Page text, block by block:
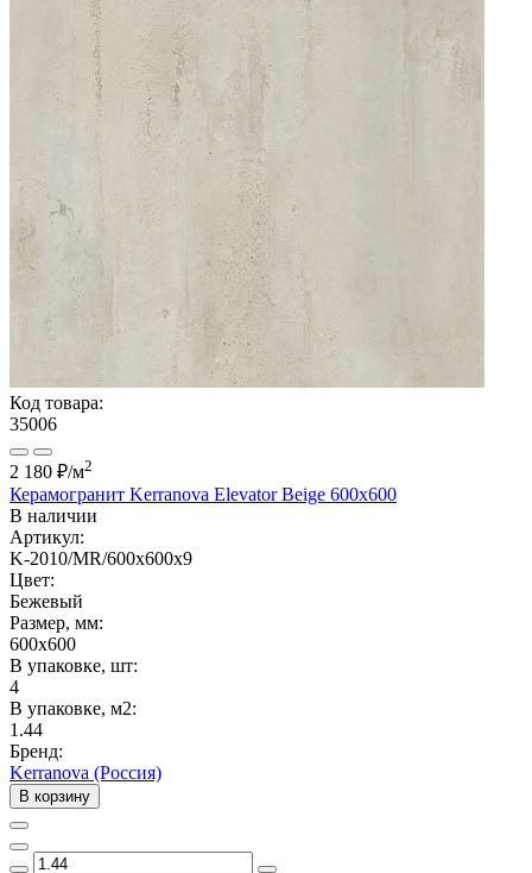
Код товара:
35006
2 180 ₽/м2
Керамогранит Kerranova Elevator Beige 600x600
В наличии
Артикул:
K-2010/MR/600x600x9
Цвет:
Бежевый
Размер, мм:
600x600
В упаковке, шт:
4
В упаковке, м2:
1.44
Бренд:
Kerranova (Россия)
В корзину